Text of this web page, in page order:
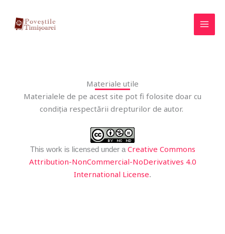
content
Materiale utile
Materialele de pe acest site pot fi folosite doar cu
condiția respectării drepturilor de autor.
This work is licensed under a Creative Commons
Attribution-NonCommercial-NoDerivatives 4.0
International License.